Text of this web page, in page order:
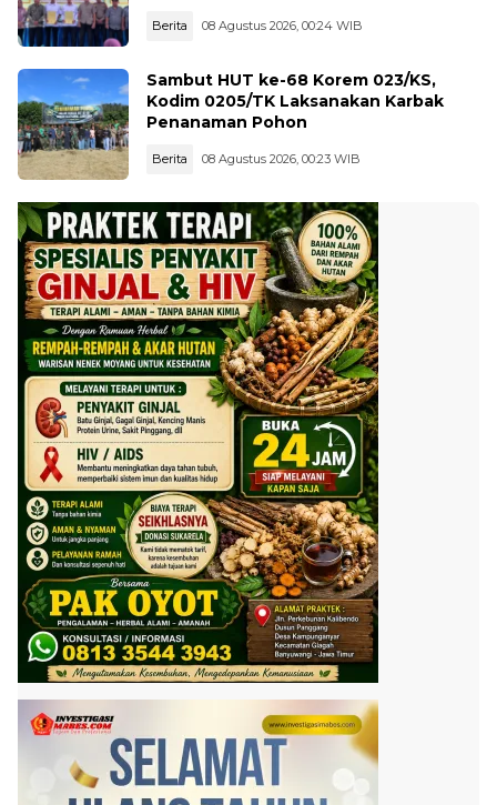
Berita 08 Agustus 2026, 00:24 WIB
Sambut HUT ke-68 Korem 023/KS,
Kodim 0205/TK Laksanakan Karbak
Penanaman Pohon
Berita 08 Agustus 2026, 00:23 WIB